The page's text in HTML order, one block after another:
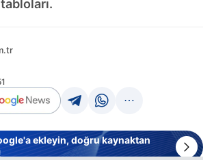
ekleyin, doğru kaynaktan